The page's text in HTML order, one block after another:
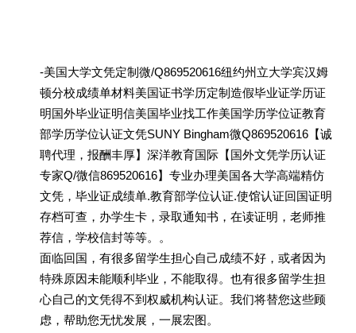
-美国大学文凭定制微/Q869520616纽约州立大学宾汉姆
顿分校成绩单材料美国证书学历定制造假毕业证学历证
明国外毕业证明信美国毕业找工作美国学历学位证教育
部学历学位认证文凭SUNY Bingham微Q869520616【诚
聘代理，报酬丰厚】深洋教育国际【国外文凭学历认证
专家Q/微信869520616】专业办理美国各大学高端精仿
文凭，毕业证成绩单.教育部学位认证.使馆认证回国证明
存档可查，办学生卡，录取通知书，在读证明，老师推
荐信，学校信封等等。。
面临回国，有很多留学生担心自己成绩不好，或者因为
特殊原因未能顺利毕业，不能取得。也有很多留学生担
心自己的文凭得不到权威机构认证。我们将替您这些顾
虑，帮助您无忧发展，一展宏图。